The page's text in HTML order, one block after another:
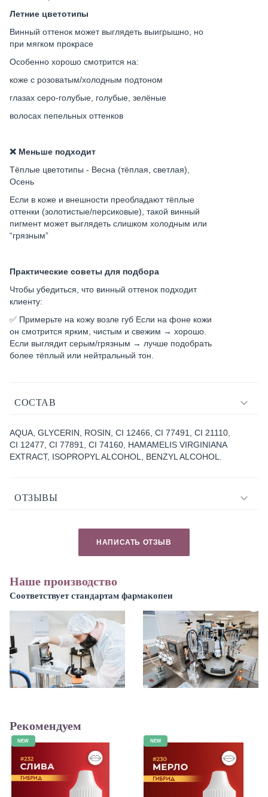
Летние цветотипы
Винный оттенок может выглядеть выигрышно, но
при мягком прокрасе
Особенно хорошо смотрится на:
коже с розоватым/холодным подтоном
глазах серо-голубые, голубые, зелёные
волосах пепельных оттенков
❌ Меньше подходит
Тёплые цветотипы - Весна (тёплая, светлая),
Осень
Если в коже и внешности преобладают тёплые
оттенки (золотистые/персиковые), такой винный
пигмент может выглядеть слишком холодным или
“грязным”
Практические советы для подбора
Чтобы убедиться, что винный оттенок подходит
клиенту:
✅ Примерьте на кожу возле губ Если на фоне кожи
он смотрится ярким, чистым и свежим → хорошо.
Если выглядит серым/грязным → лучше подобрать
более тёплый или нейтральный тон.
СОСТАВ
AQUA, GLYCERIN, ROSIN, CI 12466, CI 77491, CI 21110,
CI 12477, CI 77891, CI 74160, HАMAMELIS VIRGINIANA
EXTRACT, ISOPROPYL ALCOHOL, BENZYL ALCOHOL.
ОТЗЫВЫ
НАПИСАТЬ ОТЗЫВ
Наше производство
Соответствует стандартам фармакопеи
Рекомендуем
NEW NEW